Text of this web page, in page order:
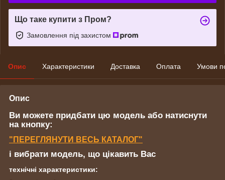
Що таке купити з Пром?
Замовлення під захистом
Опис Характеристики Доставка Оплата Умови
Опис
Ви можете придбати цю модель або натиснути
на кнопку:
"ПЕРЕГЛЯНУТИ ВЕСЬ КАТАЛОГ"
і вибрати модель, що цікавить Вас
технічні характеристики: